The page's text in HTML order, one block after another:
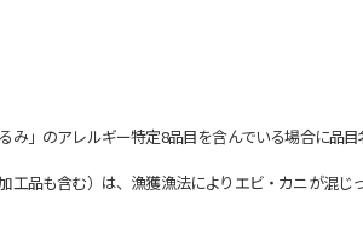
」のアレルギー特定8品目を含んでいる場合に品目
品も含む）は、漁獲漁法によりエビ・カニが混